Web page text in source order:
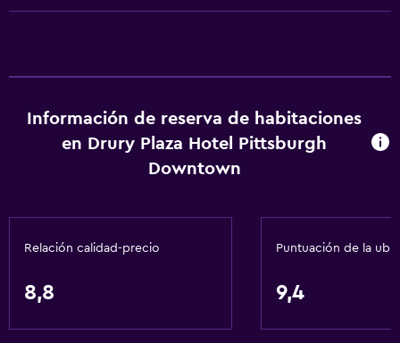
Lavabo bajo
Fregadero bajo
Inodoro con barras de apoyo
Servicios básicos
Información de reserva de habitaciones
en Drury Plaza Hotel Pittsburgh
Downtown
Relación calidad-precio
8,8
Puntuación de la
9,4